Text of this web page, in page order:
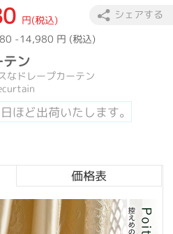
円(税込)
-14,980 円 (税込)
ン
なドレープカーテン
ほど出荷いたします。
シェアする
価格表